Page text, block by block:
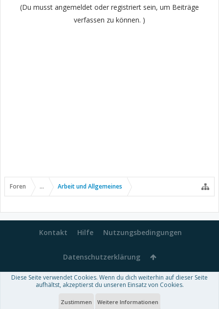
(Du musst angemeldet oder registriert sein, um Beiträge
verfassen zu können. )
Foren ... Arbeit und Allgemeines
Kontakt Hilfe Nutzungsbedingungen
Datenschutzerklärung
Forum software by XenForo™-Deutsch von xenDach
Theme designed byThemeHouse
Diese Seite verwendet Cookies. Wenn du dich weiterhin auf dieser Seite
aufhältst, akzeptierst du unseren Einsatz von Cookies.
Zustimmen Weitere Informationen